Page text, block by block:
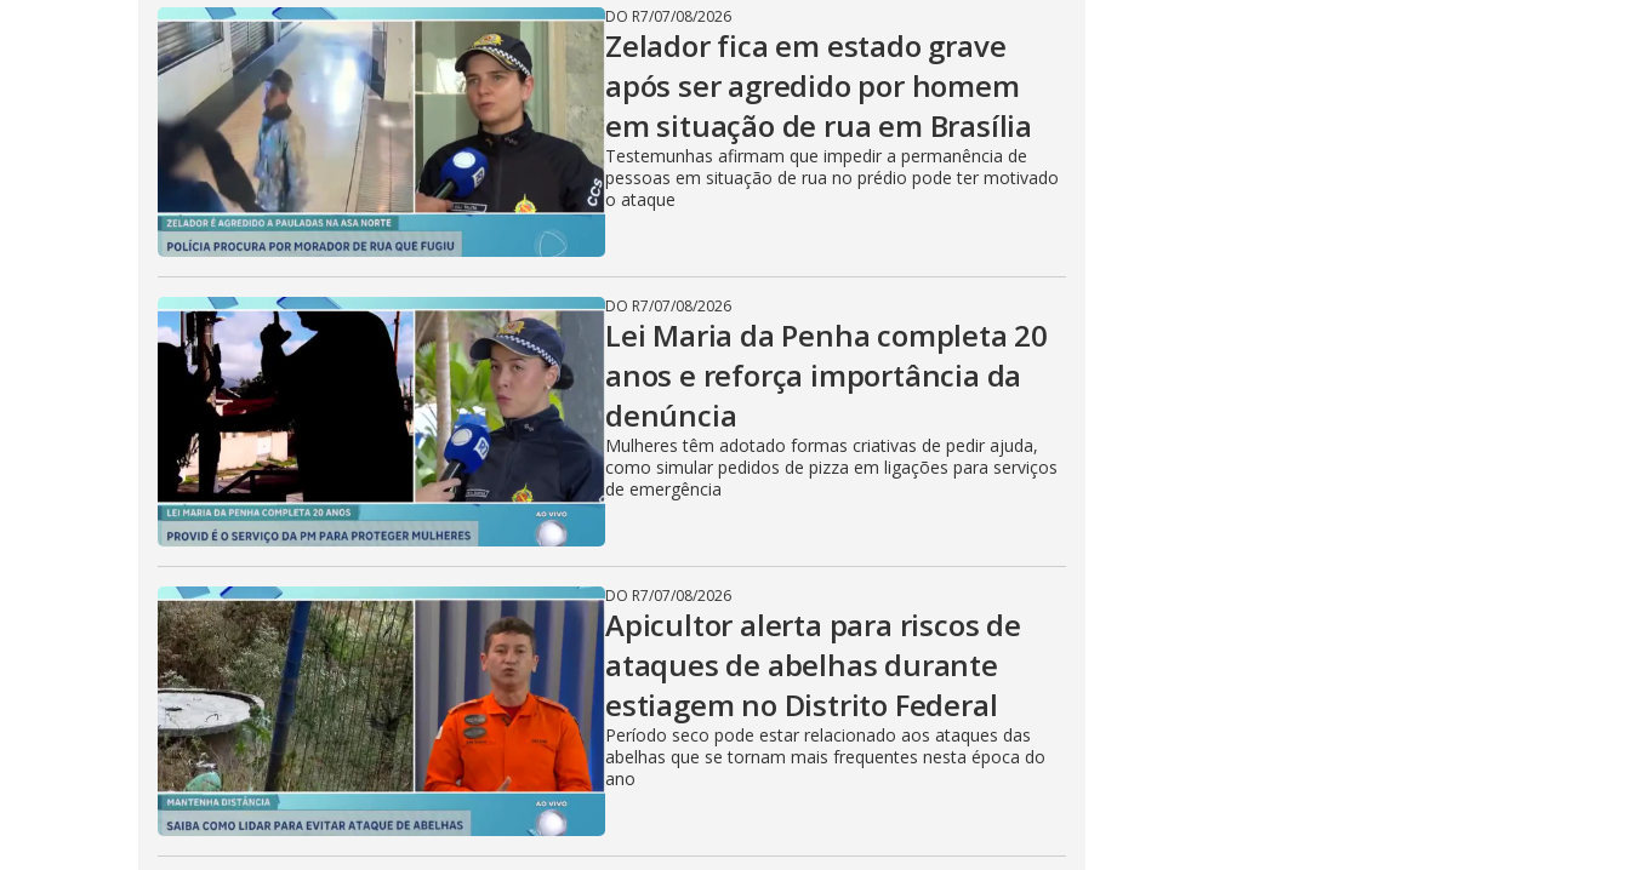
DO R7/07/08/2026
Zelador fica em estado grave
após ser agredido por homem
em situação de rua em Brasília
Testemunhas afirmam que impedir a permanência de
pessoas em situação de rua no prédio pode ter motivado
o ataque
DO R7/07/08/2026
Lei Maria da Penha completa 20
anos e reforça importância da
denúncia
Mulheres têm adotado formas criativas de pedir ajuda,
como simular pedidos de pizza em ligações para serviços
de emergência
DO R7/07/08/2026
Apicultor alerta para riscos de
ataques de abelhas durante
estiagem no Distrito Federal
Período seco pode estar relacionado aos ataques das
abelhas que se tornam mais frequentes nesta época do
ano